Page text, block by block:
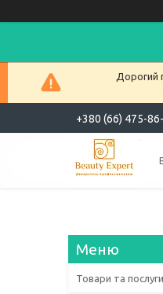
Дорогий
+380 (66) 475-
Товари та послуги